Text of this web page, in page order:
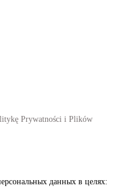
Prywatności i Plików
данных в целях: